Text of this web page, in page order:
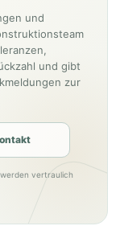
und
und gibt
zur
vertraulich